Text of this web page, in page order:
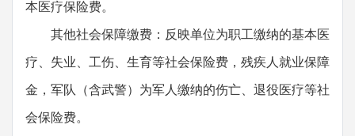
本医疗保险费。
其他社会保障缴费：反映单位为职工缴纳的基本医
疗、失业、工伤、生育等社会保险费，残疾人就业保障
金，军队（含武警）为军人缴纳的伤亡、退役医疗等社
会保险费。